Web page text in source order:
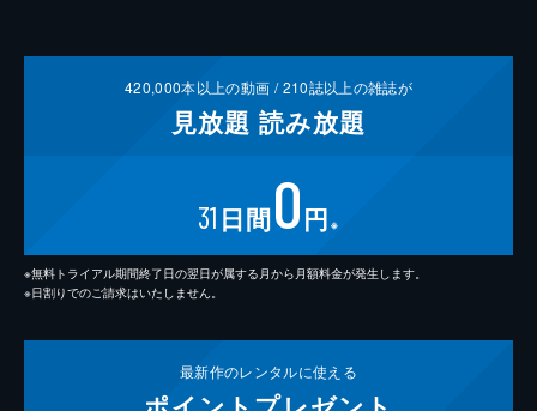
420,000本以上の動画 /210誌以上の雑誌が
見放題 読み放題
31 日間0円 ※
※無料トライアル期間終了日の翌日が属する月から月額料金が発生します。
※日割りでのご請求はいたしません。
最新作のレンタルに使える